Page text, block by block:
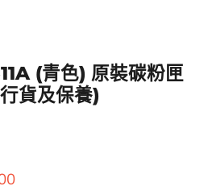
(青色) 原裝碳粉匣
貨及保養)